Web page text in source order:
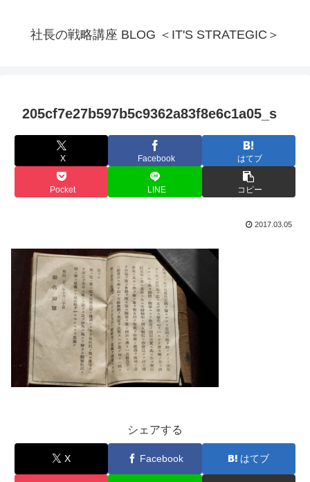
社長の戦略講座 BLOG ＜IT'S STRATEGIC＞
205cf7e27b597b5c9362a83f8e6c1a05_s
X Facebook はてブ
Pocket LINE コピー
2017.03.05
シェアする
X Facebook はてブ